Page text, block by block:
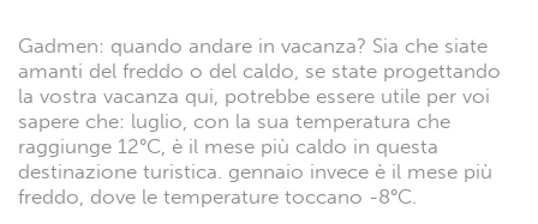
Gadmen: quando andare in vacanza? Sia che siate
amanti del freddo o del caldo, se state progettando
la vostra vacanza qui, potrebbe essere utile per voi
sapere che: luglio, con la sua temperatura che
raggiunge 12°C, è il mese più caldo in questa
destinazione turistica. gennaio invece è il mese più
freddo, dove le temperature toccano -8°C.